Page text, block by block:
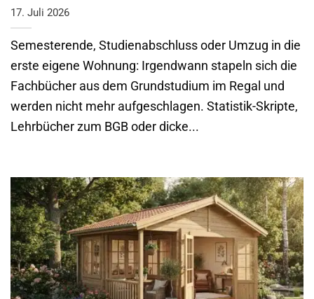
17. Juli 2026
Semesterende, Studienabschluss oder Umzug in die
erste eigene Wohnung: Irgendwann stapeln sich die
Fachbücher aus dem Grundstudium im Regal und
werden nicht mehr aufgeschlagen. Statistik-Skripte,
Lehrbücher zum BGB oder dicke...